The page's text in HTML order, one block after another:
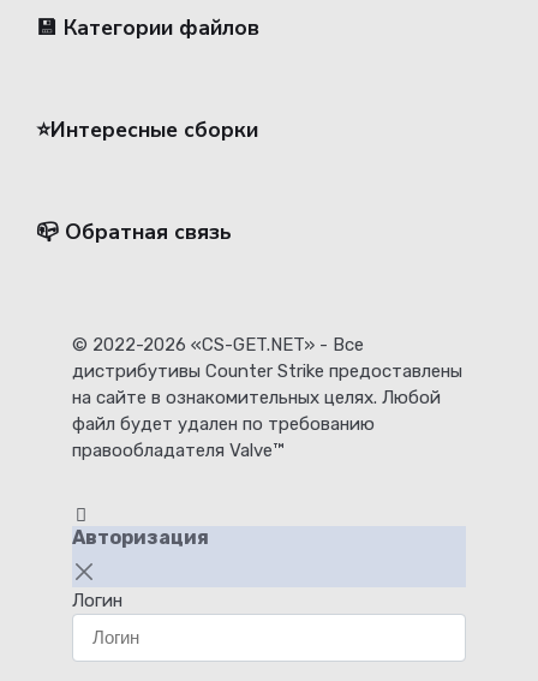
💾 Категории файлов
⭐️Интересные сборки
📪 Обратная связь
© 2022-2026 «CS-GET.NET» - Все
дистрибутивы Counter Strike предоставлены
на сайте в ознакомительных целях. Любой
файл будет удален по требованию
правообладателя Valve™
Авторизация
Логин